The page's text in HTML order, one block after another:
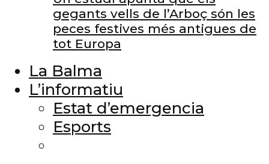
gegants vells de l’Arboç són les
peces festives més antigues de
tot Europa
La Balma
L’informatiu
Estat d’emergencia
Esports